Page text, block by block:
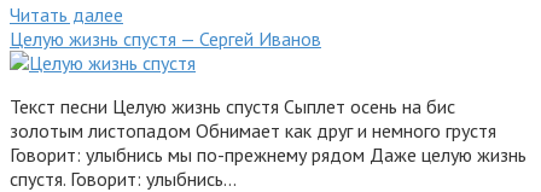
Читать далее
Целую жизнь спустя — Сергей Иванов
Текст песни Целую жизнь спустя Сыплет осень на бис
золотым листопадом Обнимает как друг и немного грустя
Говорит: улыбнись мы по-прежнему рядом Даже целую жизнь
спустя. Говорит: улыбнись…